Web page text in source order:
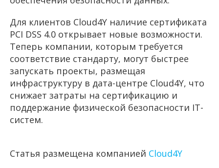
Для клиентов Cloud4Y наличие сертификата
PCI DSS 4.0 открывает новые возможности.
Теперь компании, которым требуется
соответствие стандарту, могут быстрее
запускать проекты, размещая
инфраструктуру в дата-центре Cloud4Y, что
снижает затраты на сертификацию и
поддержание физической безопасности IT-
систем.
Статья размещена компанией Cloud4Y